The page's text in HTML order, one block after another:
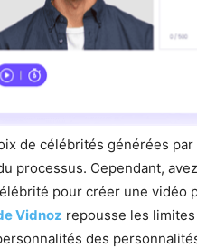
de célébrités générées par
processus. Cependant,
pour créer une vidéo
Vidnoz repousse les
des